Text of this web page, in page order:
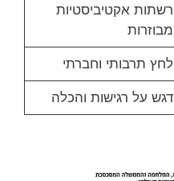
רשתות אקטיביסטיות
מבוזרות
לחץ תרבותי וחברתי
דגש על רגישות והכלה